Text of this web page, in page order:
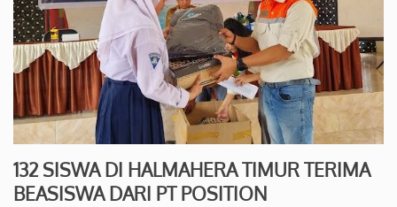
132 SISWA DI HALMAHERA TIMUR TERIMA
BEASISWA DARI PT POSITION